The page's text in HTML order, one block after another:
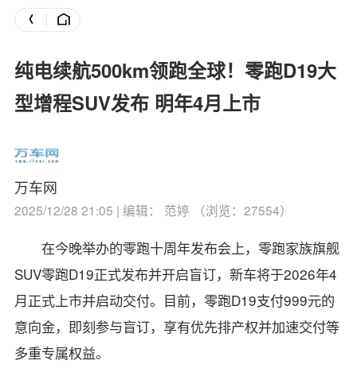
纯电续航500km领跑全球！零跑D19大
型增程SUV发布 明年4月上市
万车网
2025/12/28 21:05 | 编辑： 范婷 （浏览：27554）
在今晚举办的零跑十周年发布会上，零跑家族旗舰
SUV零跑D19正式发布并开启盲订，新车将于2026年4
月正式上市并启动交付。 目前，零跑D19支付999元的
意向金，即刻参与盲订，享有优先排产权并加速交付等
多重专属权益。